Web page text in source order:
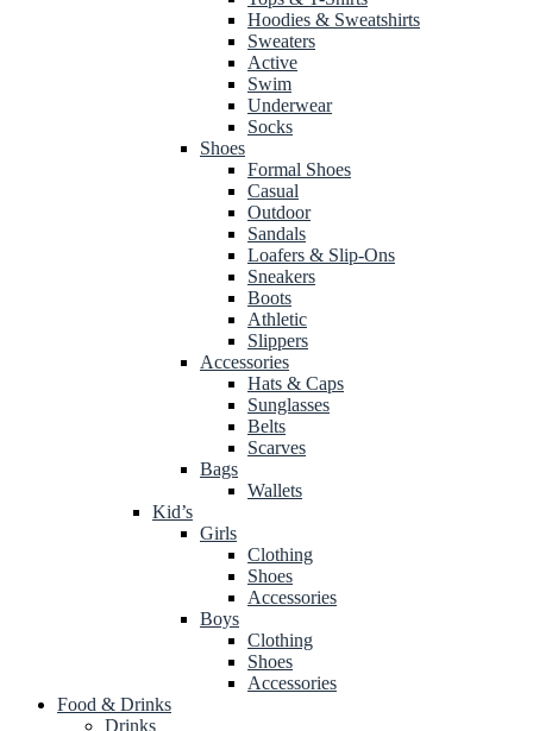
Hoodies & Sweatshirts
Sweaters
Active
Swim
Underwear
Socks
Shoes
Formal Shoes
Casual
Outdoor
Sandals
Loafers & Slip-Ons
Sneakers
Boots
Athletic
Slippers
Accessories
Hats & Caps
Sunglasses
Belts
Scarves
Bags
Wallets
Kid’s
Girls
Clothing
Shoes
Accessories
Boys
Clothing
Shoes
Accessories
Food & Drinks
Drinks